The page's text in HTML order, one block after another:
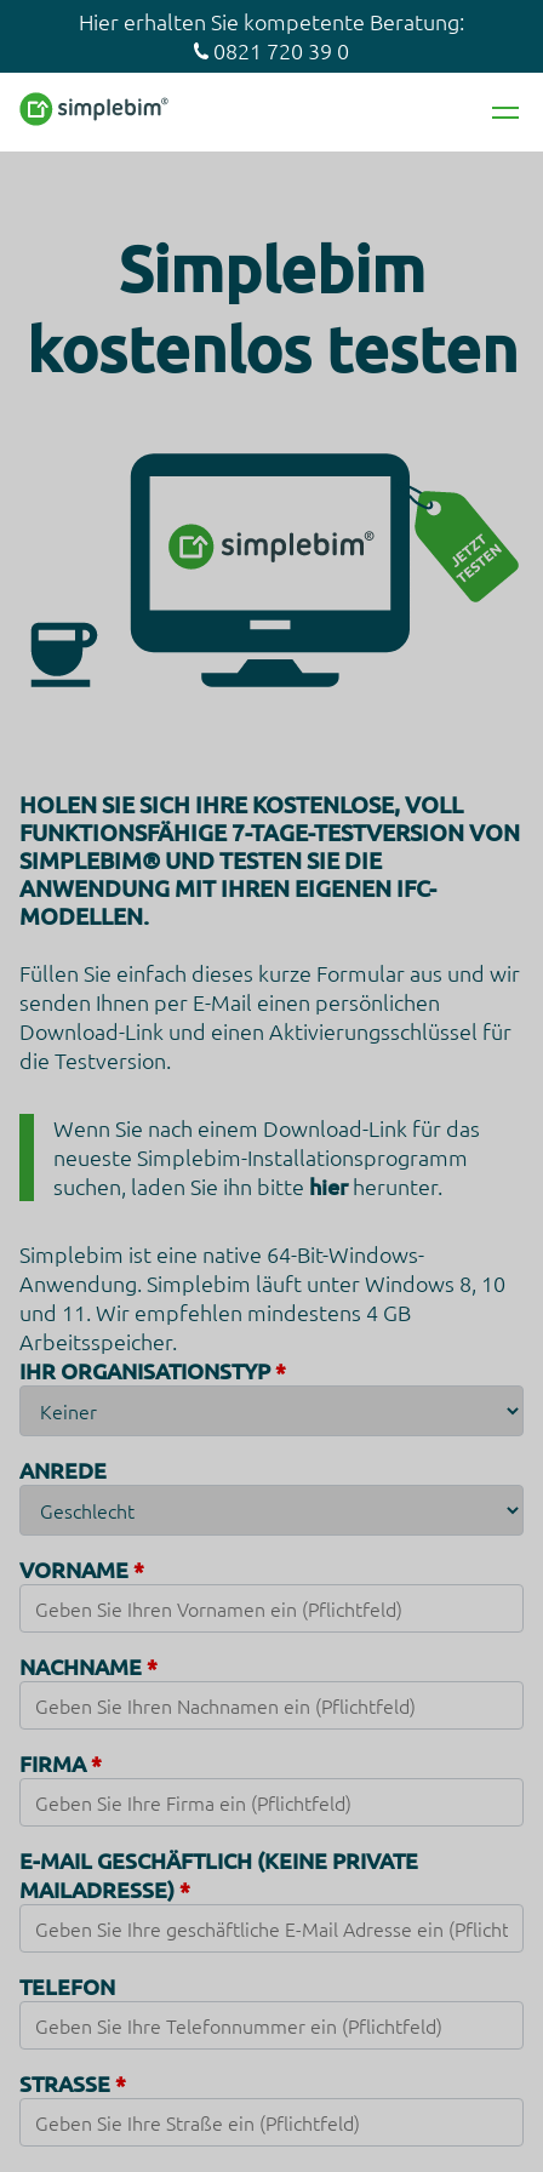
Hier erhalten Sie kompetente Beratung:
0821 720 39 0
Simplebim
kostenlos testen
HOLEN SIE SICH IHRE KOSTENLOSE, VOLL
FUNKTIONSFÄHIGE 7-TAGE-TESTVERSION VON
SIMPLEBIM® UND TESTEN SIE DIE
ANWENDUNG MIT IHREN EIGENEN IFC-
MODELLEN.
Füllen Sie einfach dieses kurze Formular aus und wir
senden Ihnen per E-Mail einen persönlichen
Download-Link und einen Aktivierungsschlüssel für
die Testversion.
Wenn Sie nach einem Download-Link für das
neueste Simplebim-Installationsprogramm
suchen, laden Sie ihn bitte hierherunter.
Simplebim ist eine native 64-Bit-Windows-
Anwendung. Simplebim läuft unter Windows 8, 10
und 11. Wir empfehlen mindestens 4 GB
Arbeitsspeicher.
IHR ORGANISATIONSTYP
ANREDE
VORNAME
NACHNAME
FIRMA
E-MAIL GESCHÄFTLICH (KEINE PRIVATE
MAILADRESSE)
TELEFON
STRASSE